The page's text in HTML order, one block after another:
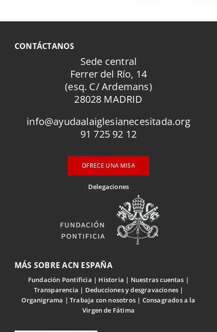
CONTÁCTANOS
Sede central
Ferrer del Río, 14
(esq. C/ Ardemans)
28028 MADRID
info@ayudaalaiglesianecesitada.org
91 725 92 12
OFRECE UNA MISA
Delegaciones
MÁS SOBRE ACN ESPAÑA
Fundación Pontificia Historia
Nuestras cuentas
Transparencia
Deducciones y desgravaciones
Organigrama
Trabaja con nosotros
Consagrados a la
Virgen de Fátima